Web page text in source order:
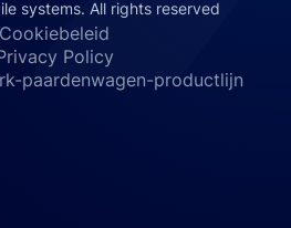
systems. All rights reserved
Cookiebeleid
Policy
paardenwagen-productlijn